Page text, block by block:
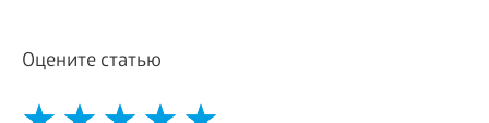
Оцените статью